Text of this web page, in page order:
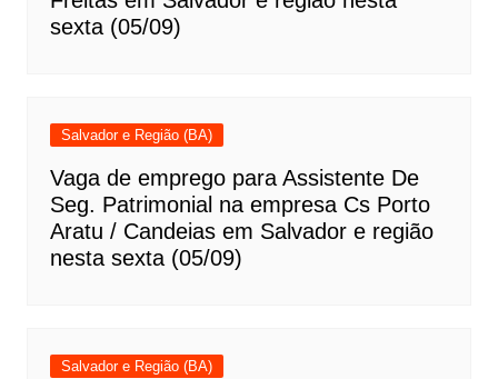
sexta (05/09)
Salvador e Região (BA)
Vaga de emprego para Assistente De
Seg. Patrimonial na empresa Cs Porto
Aratu / Candeias em Salvador e região
nesta sexta (05/09)
Salvador e Região (BA)